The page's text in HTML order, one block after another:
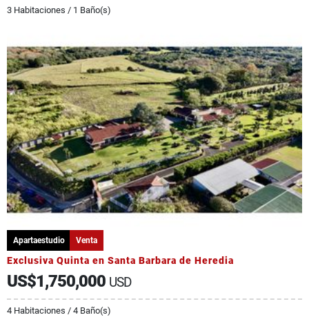
3 Habitaciones / 1 Baño(s)
Apartaestudio Venta
Exclusiva Quinta en Santa Barbara de Heredia
US$1,750,000 USD
4 Habitaciones / 4 Baño(s)